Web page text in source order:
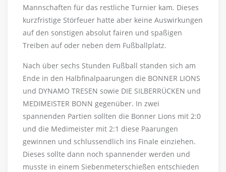
Mannschaften für das restliche Turnier kam. Dieses
kurzfristige Störfeuer hatte aber keine Auswirkungen
auf den sonstigen absolut fairen und spaßigen
Treiben auf oder neben dem Fußballplatz.
Nach über sechs Stunden Fußball standen sich am
Ende in den Halbfinalpaarungen die BONNER LIONS
und DYNAMO TRESEN sowie DIE SILBERRÜCKEN und
MEDIMEISTER BONN gegenüber. In zwei
spannenden Partien sollten die Bonner Lions mit 2:0
und die Medimeister mit 2:1 diese Paarungen
gewinnen und schlussendlich ins Finale einziehen.
Dieses sollte dann noch spannender werden und
musste in einem Siebenmeterschießen entschieden